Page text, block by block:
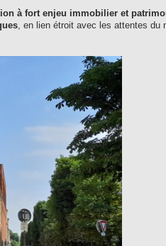
à fort enjeu immobilier et
, en lien étroit avec les attentes du